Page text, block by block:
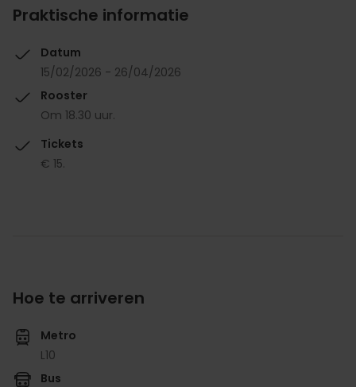
Praktische informatie
Datum
15/02/2026 - 26/04/2026
Rooster
Om 18.30 uur.
Tickets
€ 15.
Hoe te arriveren
Metro
L10
Bus